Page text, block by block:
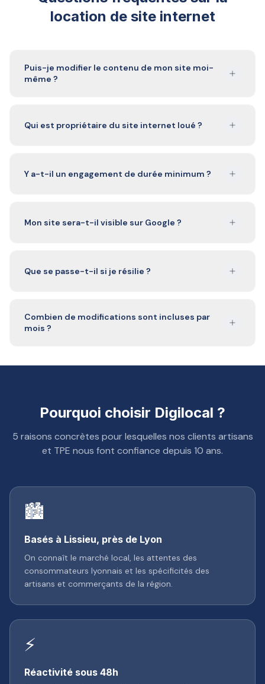
location de site internet
Puis-je modifier le contenu de mon site moi-
même ?
Qui est propriétaire du site internet loué ?
Y a-t-il un engagement de durée minimum ?
Mon site sera-t-il visible sur Google ?
Que se passe-t-il si je résilie ?
Combien de modifications sont incluses par
mois ?
Pourquoi choisir Digilocal ?
5 raisons concrètes pour lesquelles nos clients artisans
et TPE nous font confiance depuis 10 ans.
🏙️
Basés à Lissieu, près de Lyon
On connaît le marché local, les attentes des
consommateurs lyonnais et les spécificités des
artisans et commerçants de la région.
⚡
Réactivité sous 48h